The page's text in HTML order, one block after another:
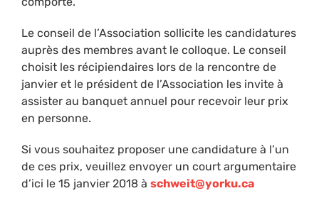
Le conseil de l’Association sollicite les candidatures
auprès des membres avant le colloque. Le conseil
choisit les récipiendaires lors de la rencontre de
janvier et le président de l’Association les invite à
assister au banquet annuel pour recevoir leur prix
en personne.
Si vous souhaitez proposer une candidature à l’un
de ces prix, veuillez envoyer un court argumentaire
d’ici le 15 janvier 2018 à schweit@yorku.ca